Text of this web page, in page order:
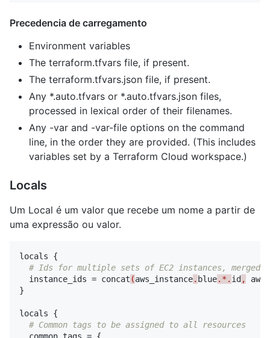
Precedencia de carregamento
Environment variables
The terraform.tfvars file, if present.
The terraform.tfvars.json file, if present.
Any *.auto.tfvars or *.auto.tfvars.json files,
processed in lexical order of their filenames.
Any -var and -var-file options on the command
line, in the order they are provided. (This includes
variables set by a Terraform Cloud workspace.)
Locals
Um Local é um valor que recebe um nome a partir de
uma expressão ou valor.
locals
{
# Ids for multiple sets of EC2 instances, merged
instance_ids = concat (aws_instance. blue.*. id ,
}
locals
{
# Common tags to be assigned to all resources